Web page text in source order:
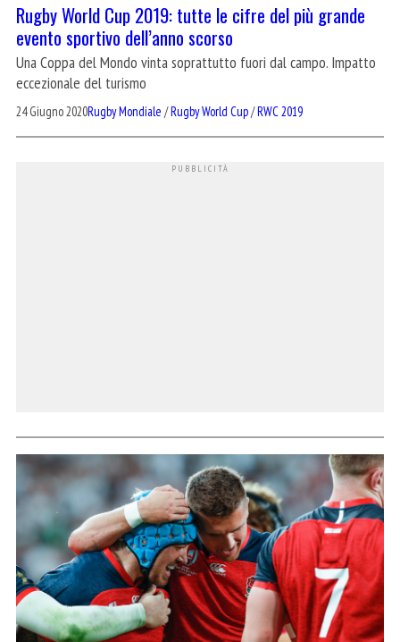
Rugby World Cup 2019: tutte le cifre del più grande
evento sportivo dell’anno scorso
Una Coppa del Mondo vinta soprattutto fuori dal campo. Impatto
eccezionale del turismo
24 Giugno 2020Rugby Mondiale /Rugby World Cup/RWC 2019